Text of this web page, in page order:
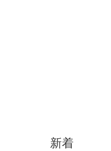
新着